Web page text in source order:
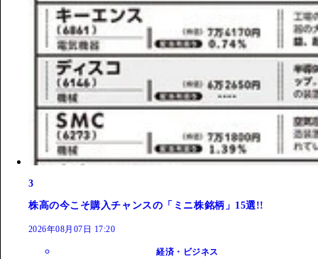
3
株高の今こそ購入チャンスの「ミニ株銘柄」15選!!
2026年08月07日 17:20
経済・ビジネス